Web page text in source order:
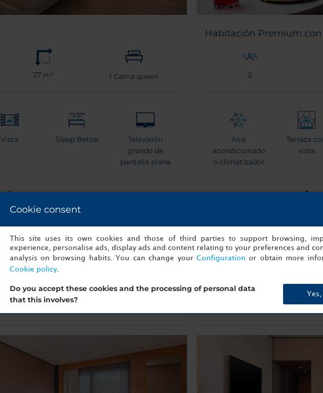
27 m² 1 Cama queen
Vista Sleep Better
Televisión
grande de
pantalla plana
Habitación Premium
2
Aire
acondicionado
o climatizador
Terraza
vista
Cookie consent
This site uses its own cookies and those of third parties to support browsing,
experience, personalise ads, display ads and content relating to your preferences and
analysis on browsing habits. You can change your Configuration or obtain more
Cookie policy.
Do you accept these cookies and the processing of personal data
that this involves?